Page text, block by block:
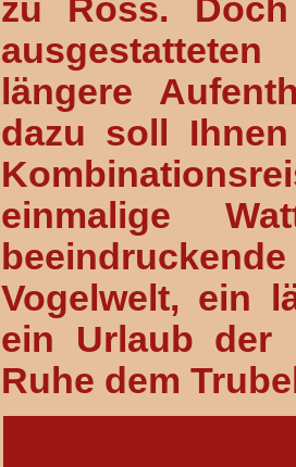
zu Ross.
längere
dazu soll
einmalige
Vogelwelt, ein
ein Urlaub der
Ruhe dem